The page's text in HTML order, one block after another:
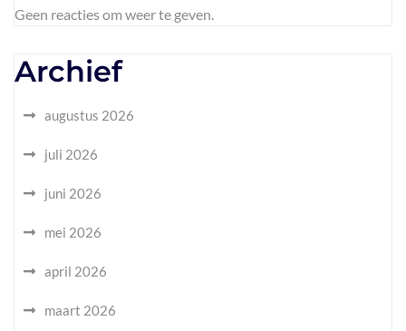
Geen reacties om weer te geven.
Archief
augustus 2026
juli 2026
juni 2026
mei 2026
april 2026
maart 2026